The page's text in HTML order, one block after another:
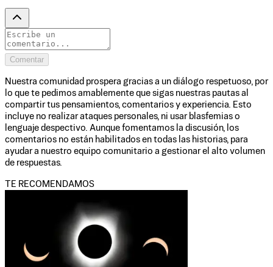
Comentar
Nuestra comunidad prospera gracias a un diálogo respetuoso, por
lo que te pedimos amablemente que sigas nuestras pautas al
compartir tus pensamientos, comentarios y experiencia. Esto
incluye no realizar ataques personales, ni usar blasfemias o
lenguaje despectivo. Aunque fomentamos la discusión, los
comentarios no están habilitados en todas las historias, para
ayudar a nuestro equipo comunitario a gestionar el alto volumen
de respuestas.
TE RECOMENDAMOS